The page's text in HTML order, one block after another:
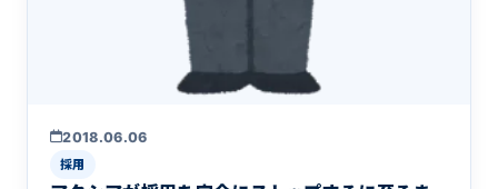
2018.06.06
採用